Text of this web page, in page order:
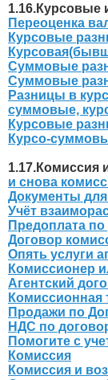
1.16.Курсовые
Переоценка
Курсовые
Суммовые
Суммовые
Разницы в
суммовые,
Курсовые
Курсо-
1.17.Комиссия
и снова
Документы для
Учёт
Предоплата по
Договор
Опять услуги
Комиссионер
Агентский
Комиссионная
Продажи по
НДС по
Помогите с
Комиссия
Комиссия и